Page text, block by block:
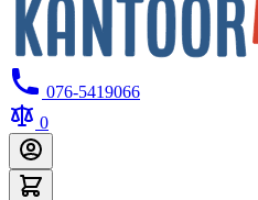
076-5419066
0